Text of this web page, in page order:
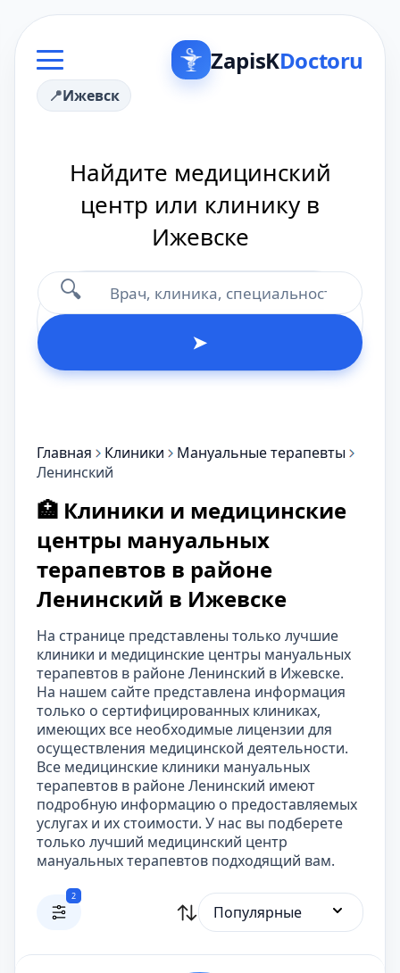
ZapisKDoctoru
Ижевск
Найдите медицинский
центр или клинику в
Ижевске
🔍
➤
Главная Клиники
Мануальные терапевты
Ленинский
🏥 Клиники и медицинские
центры мануальных
терапевтов в районе
Ленинский в Ижевске
На странице представлены только лучшие
клиники и медицинские центры мануальных
терапевтов в районе Ленинский в Ижевске.
На нашем сайте представлена информация
только о сертифицированных клиниках,
имеющих все необходимые лицензии для
осуществления медицинской деятельности.
Все медицинские клиники мануальных
терапевтов в районе Ленинский имеют
подробную информацию о предоставляемых
услугах и их стоимости. У нас вы подберете
только лучший медицинский центр
мануальных терапевтов подходящий вам.
2
Популярные